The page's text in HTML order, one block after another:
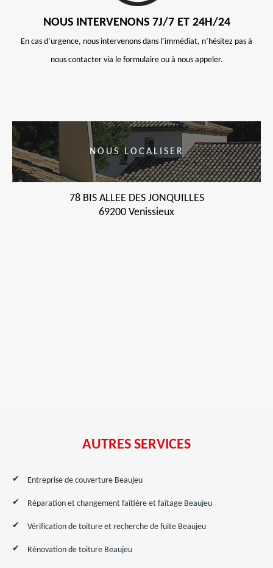
NOUS INTERVENONS 7J/7 ET 24H/24
En cas d’urgence, nous intervenons dans l’immédiat, n’hésitez pas à
nous contacter via le formulaire ou à nous appeler.
NOUS LOCALISER
78 BIS ALLEE DES JONQUILLES
69200 Venissieux
AUTRES SERVICES
Entreprise de couverture Beaujeu
Réparation et changement faîtière et faîtage Beaujeu
Vérification de toiture et recherche de fuite Beaujeu
Rénovation de toiture Beaujeu